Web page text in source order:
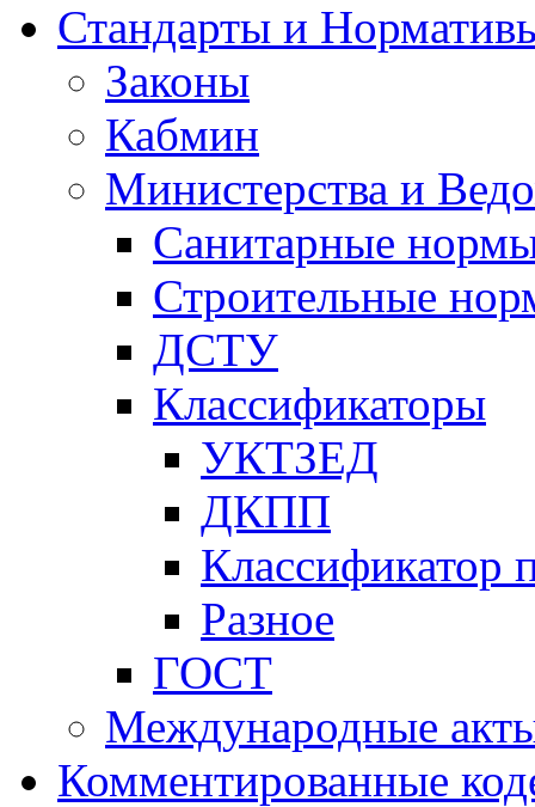
Стандарты и
Законы
Кабмин
Министерства и
Санитарные
Строительные
ДСТУ
Классификаторы
УКТЗЕД
ДКПП
Классификатор
Разное
ГОСТ
Международные
Комментированные